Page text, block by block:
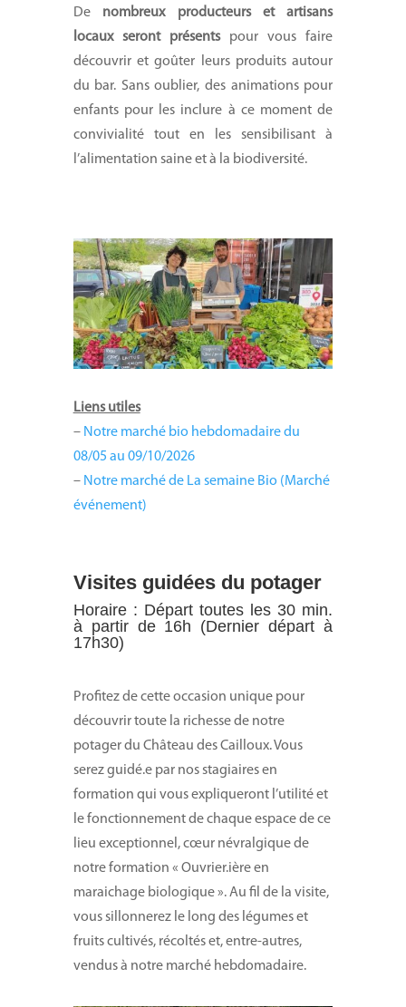
De nombreux producteurs et artisans
locaux seront présentspour vous faire
découvrir et goûter leurs produits autour
du bar. Sans oublier, des animations pour
enfants pour les inclure à ce moment de
convivialité tout en les sensibilisant à
l’alimentation saine et à la biodiversité.
Liens utiles
– Notre marché bio hebdomadaire du
08/05 au 09/10/2026
– Notre marché de La semaine Bio (Marché
événement)
Visites guidées du potager
Horaire : Départ toutes les 30 min.
à partir de 16h (Dernier départ à
17h30)
Profitez de cette occasion unique pour
découvrir toute la richesse de notre
potager du Château des Cailloux. Vous
serez guidé.e par nos stagiaires en
formation qui vous expliqueront l’utilité et
le fonctionnement de chaque espace de ce
lieu exceptionnel, cœur névralgique de
notre formation « Ouvrier.ière en
maraichage biologique ». Au fil de la visite,
vous sillonnerez le long des légumes et
fruits cultivés, récoltés et, entre-autres,
vendus à notre marché hebdomadaire.